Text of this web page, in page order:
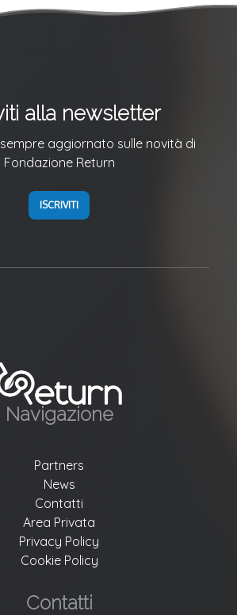
alla newsletter
aggiornato sulle novità di
Fondazione Return
ISCRIVITI
Navigazione
Partners
News
Contatti
Area Privata
Privacy Policy
Cookie Policy
Contatti